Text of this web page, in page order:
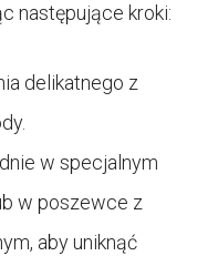
następujące kroki:
delikatnego z
w specjalnym
w poszewce z
aby uniknąć